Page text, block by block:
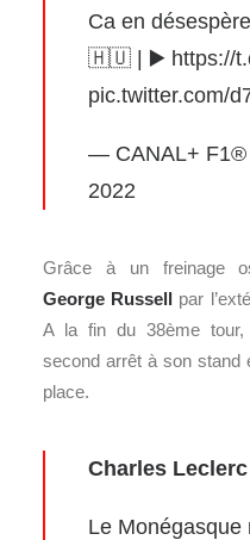
Ca en
🇭🇺 | ▶️ https://
pic.twitter.com/
— CANAL+ F1®
2022
Grâce à un freinage
George Russell par
A la fin du 38ème tour,
second arrêt à son stand
place.
Charles Leclerc
Le Monégasque